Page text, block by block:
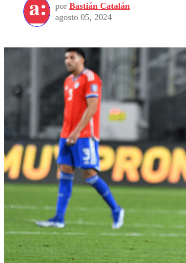
por Bastián Catalán
agosto 05, 2024